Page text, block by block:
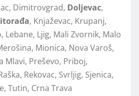
Dimitrovgrad, Dolјevac,
, Knjaževac, Krupanj,
Lebane, Ljig, Mali Zvornik, Malo
Mionica, Nova Varoš,
Mlavi, Preševo, Priboj,
Rekovac, Svrlјig, Sjenica,
Tutin, Crna Trava